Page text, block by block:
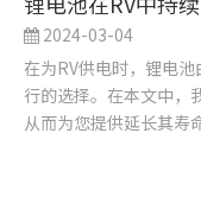
2024-03-04
在为RV供电时，锂电
行的选择。在本文中，
从而为您提供延长其寿